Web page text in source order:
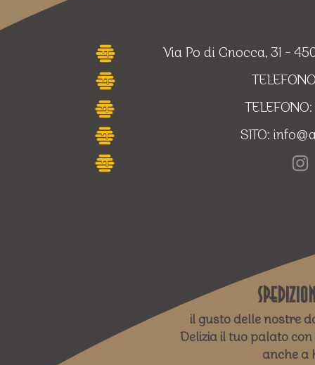
Via Po di Gnocca, 31 -
SITO:
il gusto delle nostre
Delizia il tuo palato
anche a